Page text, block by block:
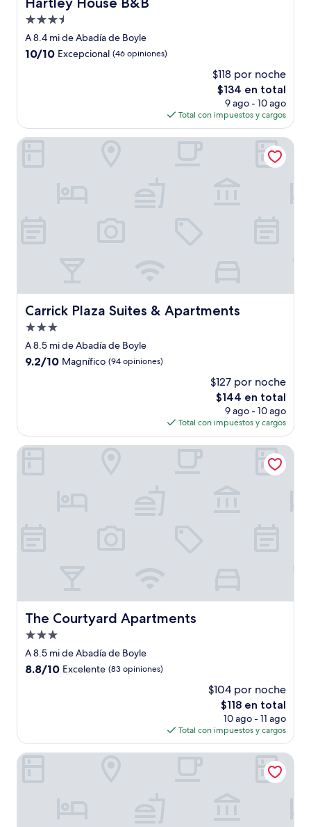
Propiedad
de
3.5
A 8.4 mi de Abadía de Boyle
10.0
10/10 Excepcional (46 opiniones)
$118 por noche
El
precio
actual
es
de
$134 en total
9 ago - 10 ago
Total con impuestos y cargos
Carrick Plaza Suites & Apartments
Carrick Plaza Suites & Apartments
Propiedad
de
3.0
A 8.5 mi de Abadía de Boyle
9.2
9.2/10 Magnífico (94 opiniones)
$127 por noche
El
precio
actual
es
de
$144 en total
9 ago - 10 ago
Total con impuestos y cargos
Carrick Plaza Suites & Apartments
The Courtyard Apartments
The Courtyard Apartments
Propiedad
de
3.0
A 8.5 mi de Abadía de Boyle
8.8
8.8/10 Excelente (83 opiniones)
$104 por noche
El
precio
actual
es
de
$118 en total
10 ago - 11 ago
Total con impuestos y cargos
The Courtyard Apartments
Leitrim Marina Hotel